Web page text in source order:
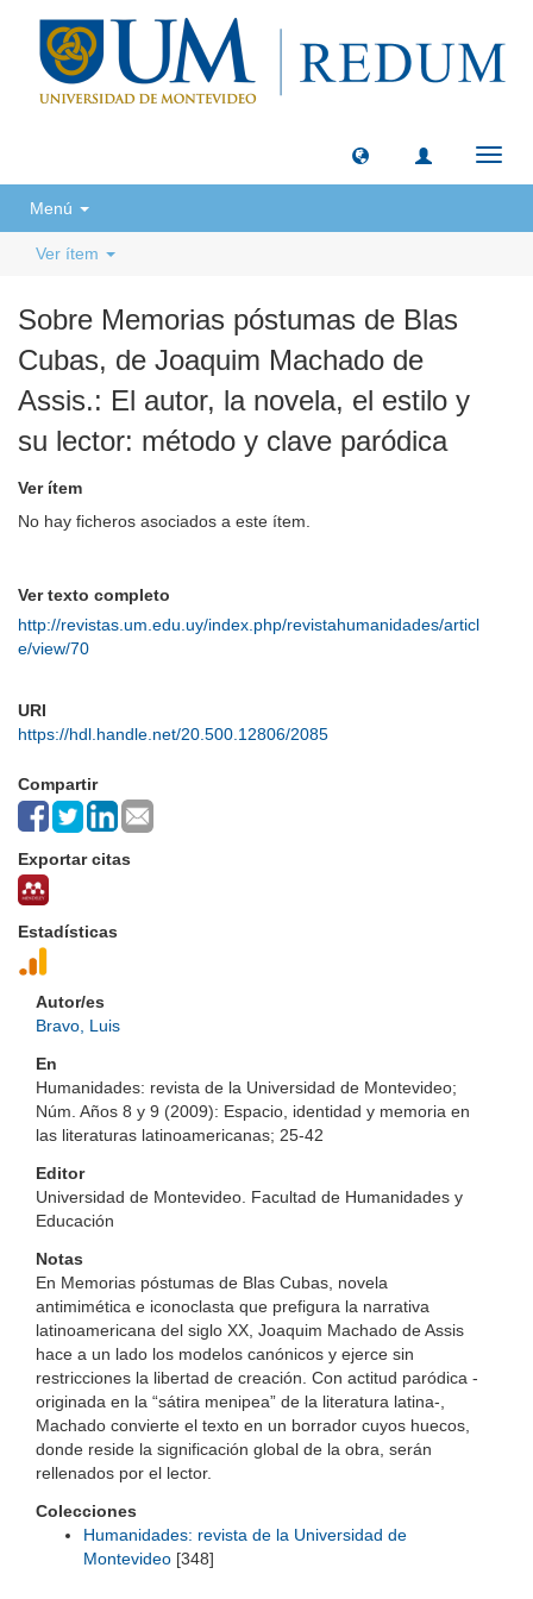
Menú
Ver ítem
Sobre Memorias póstumas de Blas
Cubas, de Joaquim Machado de
Assis.: El autor, la novela, el estilo y
su lector: método y clave paródica
Ver ítem
No hay ficheros asociados a este ítem.
Ver texto completo
http://revistas.um.edu.uy/index.php/revistahumanidades/articl
e/view/70
URI
https://hdl.handle.net/20.500.12806/2085
Compartir
Exportar citas
Estadísticas
Autor/es
Bravo, Luis
En
Humanidades: revista de la Universidad de Montevideo;
Núm. Años 8 y 9 (2009): Espacio, identidad y memoria en
las literaturas latinoamericanas; 25-42
Editor
Universidad de Montevideo. Facultad de Humanidades y
Educación
Notas
En Memorias póstumas de Blas Cubas, novela
antimimética e iconoclasta que prefigura la narrativa
latinoamericana del siglo XX, Joaquim Machado de Assis
hace a un lado los modelos canónicos y ejerce sin
restricciones la libertad de creación. Con actitud paródica -
originada en la “sátira menipea” de la literatura latina-,
Machado convierte el texto en un borrador cuyos huecos,
donde reside la significación global de la obra, serán
rellenados por el lector.
Colecciones
Humanidades: revista de la Universidad de
Montevideo [348]